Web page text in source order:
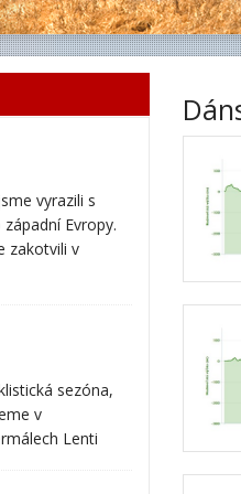
vyrazili s
Evropy.
zakotvili v
sezóna,
v
Lenti